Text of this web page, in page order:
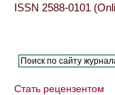
ISSN 2588-0101
Стать рецензентом